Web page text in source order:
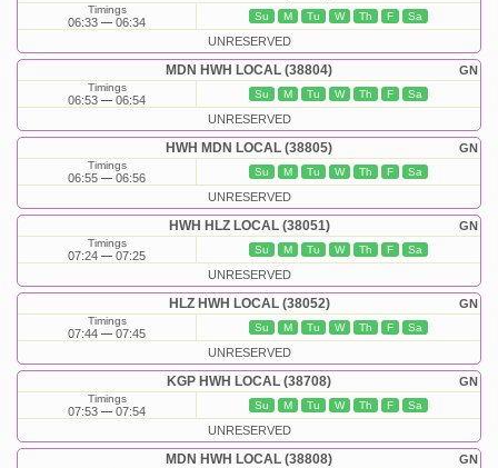
Timings
06:33 06:34 Su M Tu W Th F Sa
UNRESERVED
GN
MDN HWH LOCAL (38804)
Timings
06:53 06:54 Su M Tu W Th F Sa
UNRESERVED
GN
HWH MDN LOCAL (38805)
Timings
06:55 06:56 Su M Tu W Th F Sa
UNRESERVED
GN
HWH HLZ LOCAL (38051)
Timings
07:24 07:25 Su M Tu W Th F Sa
UNRESERVED
GN
HLZ HWH LOCAL (38052)
Timings
07:44 07:45 Su M Tu W Th F Sa
UNRESERVED
GN
KGP HWH LOCAL (38708)
Timings
07:53 07:54 Su M Tu W Th F Sa
UNRESERVED
GN
MDN HWH LOCAL (38808)